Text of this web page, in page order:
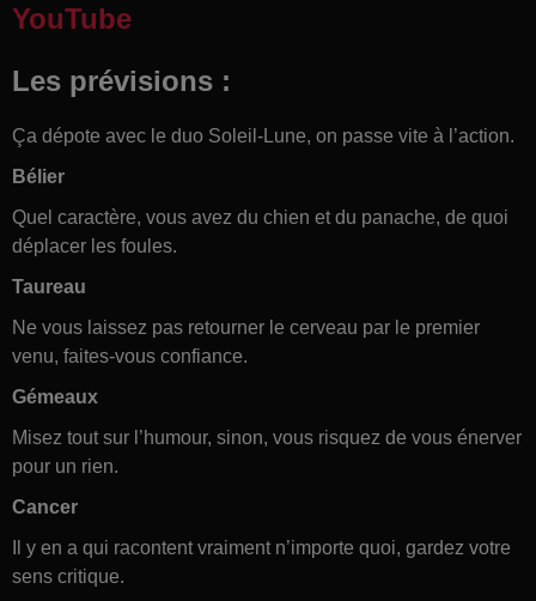
YouTube
Les prévisions :
Ça dépote avec le duo Soleil-Lune, on passe vite à l’action.
Bélier
Quel caractère, vous avez du chien et du panache, de quoi
déplacer les foules.
Taureau
Ne vous laissez pas retourner le cerveau par le premier
venu, faites-vous confiance.
Gémeaux
Misez tout sur l’humour, sinon, vous risquez de vous énerver
pour un rien.
Cancer
Il y en a qui racontent vraiment n’importe quoi, gardez votre
sens critique.